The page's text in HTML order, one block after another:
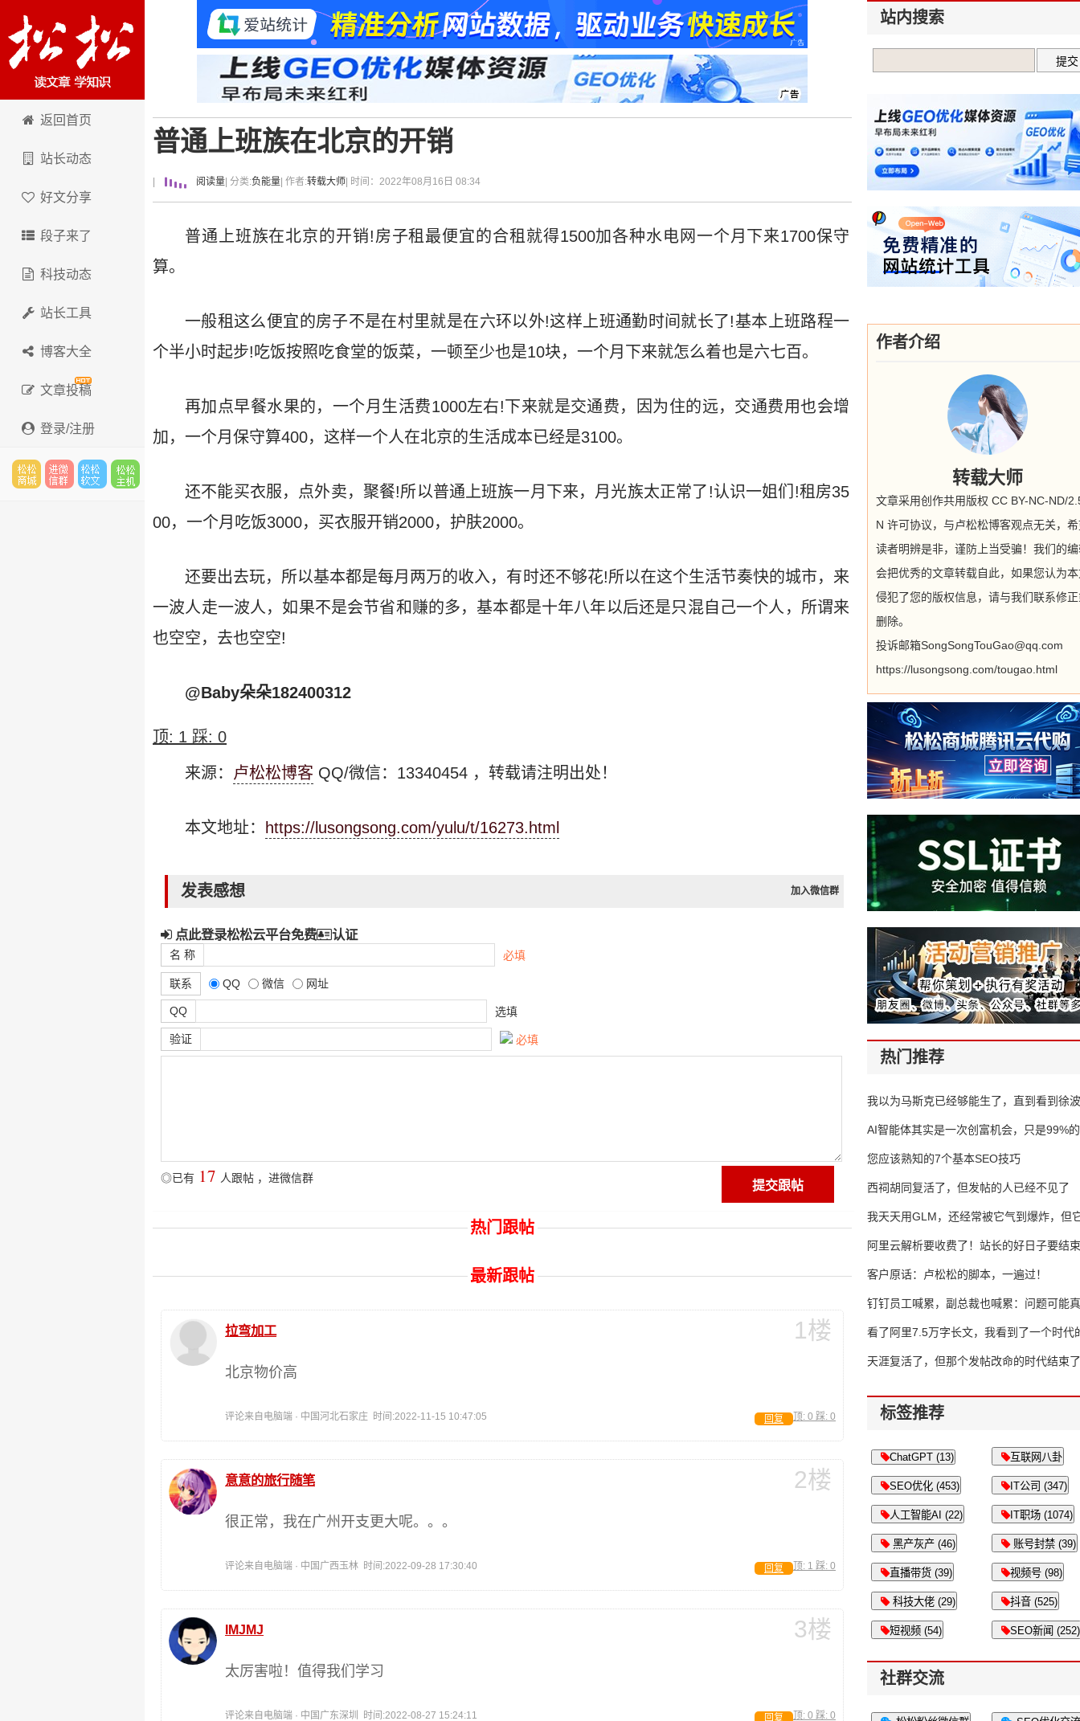
卢松松博客
返回首页
站长动态
好文分享
段子来了
科技动态
站长工具
博客大全
文章投稿
登录/注册
普通上班族在北京的开销
阅读量 | 分类:负能量 | 作者:转载大师 | 时间：2022年08月16日 08:34
普通上班族在北京的开销!房子租最便宜的合租就得1500加各种水电网一个月下来1700保守
算。
一般租这么便宜的房子不是在村里就是在六环以外!这样上班通勤时间就长了!基本上班路程一
个半小时起步!吃饭按照吃食堂的饭菜，一顿至少也是10块，一个月下来就怎么着也是六七百。
再加点早餐水果的，一个月生活费1000左右!下来就是交通费，因为住的远，交通费用也会增
加，一个月保守算400，这样一个人在北京的生活成本已经是3100。
还不能买衣服，点外卖，聚餐!所以普通上班族一月下来，月光族太正常了!认识一姐们!租房35
00，一个月吃饭3000，买衣服开销2000，护肤2000。
还要出去玩，所以基本都是每月两万的收入，有时还不够花!所以在这个生活节奏快的城市，来
一波人走一波人，如果不是会节省和赚的多，基本都是十年八年以后还是只混自己一个人，所谓来
也空空，去也空空!
@Baby朵朵182400312
顶: 1 踩: 0
来源： 卢松松博客 QQ/微信：13340454 ，转载请注明出处！
本文地址： https://lusongsong.com/yulu/t/16273.html
发表感想 加入微信群
点此登录松松云平台免费 认证
名 称 必填
联系 QQ 微信 网址
QQ 选填
验证 必填
◎已有 17 人跟帖 ， 进微信群
热门跟帖
最新跟帖
1楼
拉弯加工
北京物价高
评论来自电脑端 · 中国河北石家庄 时间:2022-11-15 10:47:05 顶: 0 踩: 0
回复
2楼
意意的旅行随笔
很正常，我在广州开支更大呢。。。
评论来自电脑端 · 中国广西玉林 时间:2022-09-28 17:30:40 顶: 1 踩: 0
回复
3楼
IMJMJ
太厉害啦！值得我们学习
评论来自电脑端 · 中国广东深圳 时间:2022-08-27 15:24:11 顶: 0 踩: 0
回复
站内搜索
作者介绍
转载大师
文章采用创作共用版权 CC BY-NC-ND/
N 许可协议，与卢松松博客观点无关，
读者明辨是非，谨防上当受骗！我们的
会把优秀的文章转载自此，如果您认为
侵犯了您的版权信息，请与我们联系修
删除。
投诉邮箱SongSongTouGao@qq.com
https://lusongsong.com/tougao.html
热门推荐
我以为马斯克已经够能生了，直到看到
AI智能体其实是一次创富机会，只是99%
错过了
您应该熟知的7个基本SEO技巧
西祠胡同复活了，但发帖的人已经不见了
我天天用GLM，还经常被它气到爆炸，但
16万亿
阿里云解析要收费了！站长的好日子要结
客户原话：卢松松的脚本，一遍过！
钉钉员工喊累，副总裁也喊累：问题可能
了
看了阿里7.5万字长文，我看到了一个时代
天涯复活了，但那个发帖改命的时代结束了
标签推荐
ChatGPT (13) 互联网八卦
SEO优化 (453) IT公司 (347)
人工智能AI (22) IT职场 (1074)
黑产灰产 (46) 账号封禁 (39)
直播带货 (39) 视频号 (98)
科技大佬 (29) 抖音 (525)
短视频 (54) SEO新闻 (252)
社群交流